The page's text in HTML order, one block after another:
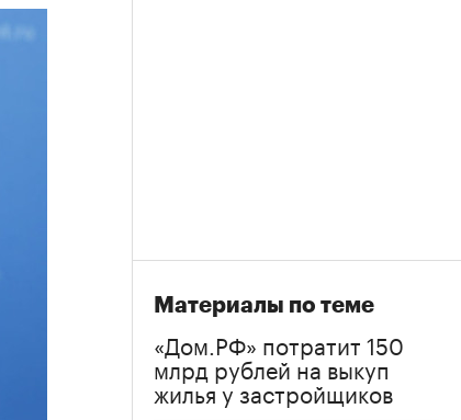
Материалы по теме
«Дом.РФ» потратит 150
млрд рублей на выкуп
жилья у застройщиков